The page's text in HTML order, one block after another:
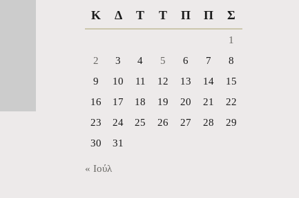
Κ Δ Τ Τ Π Π Σ
1
2
3 4 5 6 7
8
9
10 11 12 13 14
15
16
17 18 19 20 21
22
23
24 25 26 27 28
29
30
31
« Ιούλ